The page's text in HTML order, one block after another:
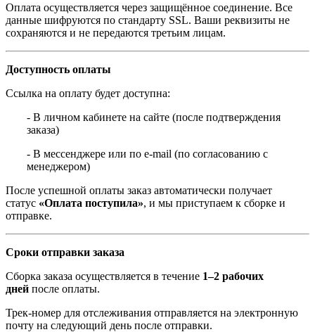
Оплата осуществляется через защищённое соединение. Все
данные шифруются по стандарту SSL. Ваши реквизиты не
сохраняются и не передаются третьим лицам.
Доступность оплаты
Ссылка на оплату будет доступна:
- В личном кабинете на сайте (после подтверждения
заказа)
- В мессенджере или по e-mail (по согласованию с
менеджером)
После успешной оплаты заказ автоматически получает
статус «Оплата поступила», и мы приступаем к сборке и
отправке.
Сроки отправки заказа
Сборка заказа осуществляется в течение 1–2 рабочих
дней после оплаты.
Трек-номер для отслеживания отправляется на электронную
почту на следующий день после отправки.